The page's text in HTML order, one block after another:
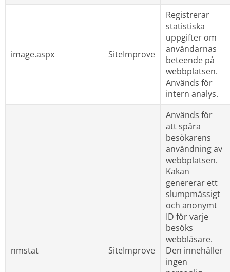
image.aspx SiteImprove
Registrerar
statistiska
uppgifter om
användarnas
beteende på
webbplatsen.
Används för
intern analys.
nmstat SiteImprove
Används för
att spåra
besökarens
användning av
webbplatsen.
Kakan
genererar ett
slumpmässigt
och anonymt
ID för varje
besöks
webbläsare.
Den innehåller
ingen